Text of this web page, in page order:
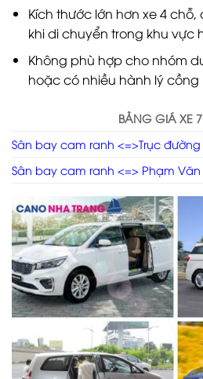
Kích thước lớn hơn xe 4
khi di chuyển trong khu vực
Không phù hợp cho nhóm
hoặc có nhiều hành lý cồng
BẢNG GIÁ XE
Sân bay cam ranh <=>Trục đường
Sân bay cam ranh <=> Phạm